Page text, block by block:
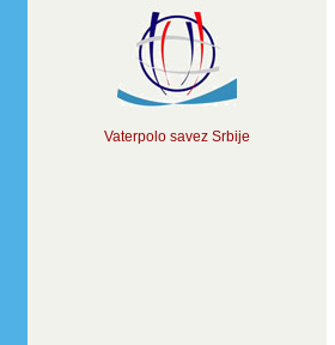
Vaterpolo savez Srbije